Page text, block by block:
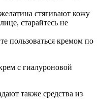
стягивают кожу
старайтесь не
пользоваться кремом по
с гиалуроновой
также средства из